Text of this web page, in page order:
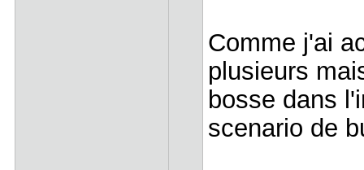
Comme j'ai
plusieurs
bosse dans
scenario de